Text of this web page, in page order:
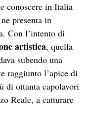
conoscere in Italia
presenta in
Con l’intento di
artistica, quella
subendo una
raggiunto l’apice di
di ottanta capolavori
Reale, a catturare